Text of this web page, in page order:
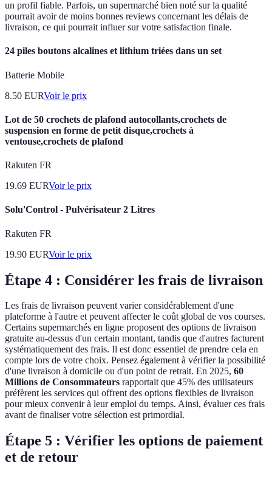
un profil fiable. Parfois, un supermarché bien noté sur la qualité
pourrait avoir de moins bonnes reviews concernant les délais de
livraison, ce qui pourrait influer sur votre satisfaction finale.
24 piles boutons alcalines et lithium triées dans un set
Batterie Mobile
8.50 EURVoir le prix
Lot de 50 crochets de plafond autocollants,crochets de
suspension en forme de petit disque,crochets à
ventouse,crochets de plafond
Rakuten FR
19.69 EURVoir le prix
Solu'Control - Pulvérisateur 2 Litres
Rakuten FR
19.90 EURVoir le prix
Étape 4 : Considérer les frais de livraison
Les frais de livraison peuvent varier considérablement d'une
plateforme à l'autre et peuvent affecter le coût global de vos courses.
Certains supermarchés en ligne proposent des options de livraison
gratuite au-dessus d'un certain montant, tandis que d'autres facturent
systématiquement des frais. Il est donc essentiel de prendre cela en
compte lors de votre choix. Pensez également à vérifier la possibilité
d'une livraison à domicile ou d'un point de retrait. En 2025, 60
Millions de Consommateurs rapportait que 45% des utilisateurs
préfèrent les services qui offrent des options flexibles de livraison
pour mieux convenir à leur emploi du temps. Ainsi, évaluer ces frais
avant de finaliser votre sélection est primordial.
Étape 5 : Vérifier les options de paiement
et de retour